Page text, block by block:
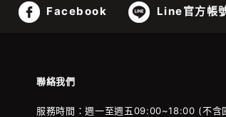
Facebook Line官方帳
聯絡我們
服務時間：週一至週五09:00~18:00 (不含